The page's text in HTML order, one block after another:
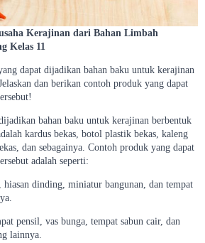
Kerajinan dari Bahan Limbah
Kelas 11
dapat dijadikan bahan baku untuk kerajinan
dan berikan contoh produk yang dapat
bahan baku untuk kerajinan berbentuk
kardus bekas, botol plastik bekas, kaleng
dan sebagainya. Contoh produk yang dapat
adalah seperti:
hiasan dinding, miniatur bangunan, dan tempat
pensil, vas bunga, tempat sabun cair, dan
lainnya.